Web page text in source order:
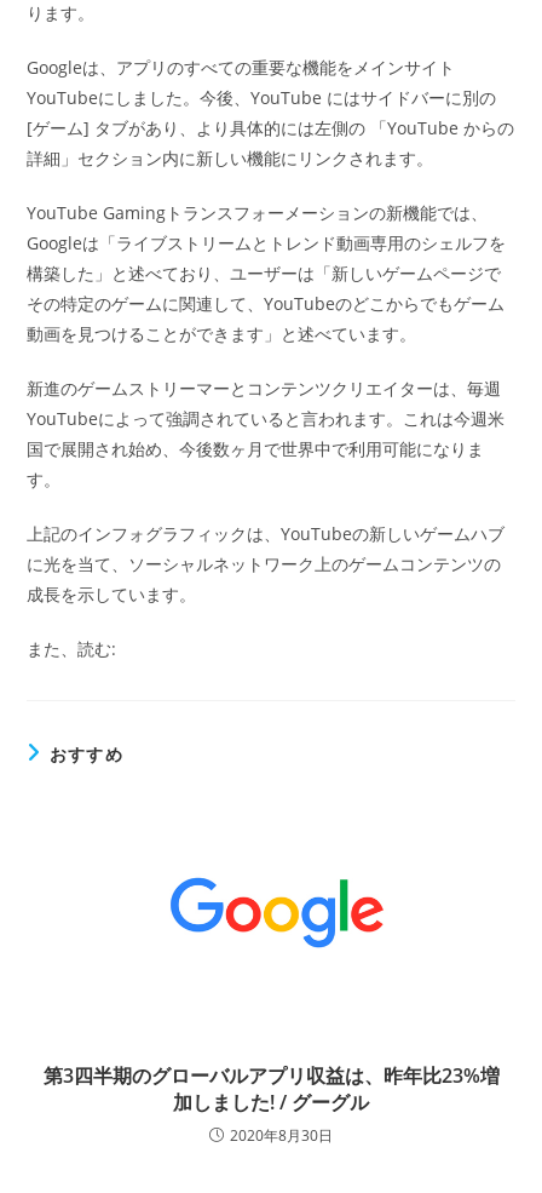
ります。
Googleは、アプリのすべての重要な機能をメインサイト
YouTubeにしました。今後、YouTube にはサイドバーに別の
[ゲーム] タブがあり、より具体的には左側の 「YouTube からの
詳細」セクション内に新しい機能にリンクされます。
YouTube Gamingトランスフォーメーションの新機能では、
Googleは「ライブストリームとトレンド動画専用のシェルフを
構築した」と述べており、ユーザーは「新しいゲームページで
その特定のゲームに関連して、YouTubeのどこからでもゲーム
動画を見つけることができます」と述べています。
新進のゲームストリーマーとコンテンツクリエイターは、毎週
YouTubeによって強調されていると言われます。これは今週米
国で展開され始め、今後数ヶ月で世界中で利用可能になりま
す。
上記のインフォグラフィックは、YouTubeの新しいゲームハブ
に光を当て、ソーシャルネットワーク上のゲームコンテンツの
成長を示しています。
また、読む:
おすすめ
第3四半期のグローバルアプリ収益は、昨年比23%増
加しました! / グーグル
2020年8月30日